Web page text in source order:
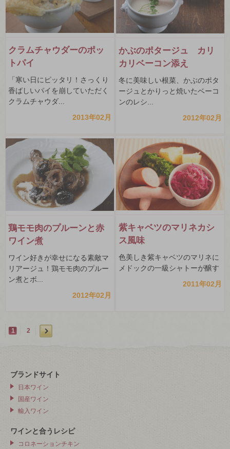
クラムチャウダーのポッ
トパイ
「寒い日にピッタリ！さっくり
香ばしいパイを崩していただく
クラムチャウダ...
2013年02月
かぶのポタージュ カリ
カリベーコン添え
冬に美味しい根菜、かぶのポタ
ージュとかりっと焼いたベーコ
ンのレシ...
2012年02月
鶏モモ肉のプルーンと赤
ワイン煮
ワイン好きが幸せになる素敵マ
リアージュ！鶏モモ肉のプルー
ン煮とボ...
2012年02月
紫キャベツのマリネカシ
ス風味
色美しき紫キャベツのマリネに
メドックの一級シャトーが醸す
2011年02月
1 2
ブランドサイト
日本ワイン
国産ワイン
輸入ワイン
ワインと合うレシピ
コロネーションチキン